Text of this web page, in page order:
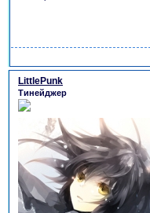
LittlePunk
Тинейджер